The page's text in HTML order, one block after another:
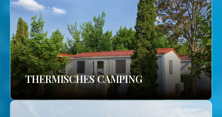
THERMISCHES CAMPING